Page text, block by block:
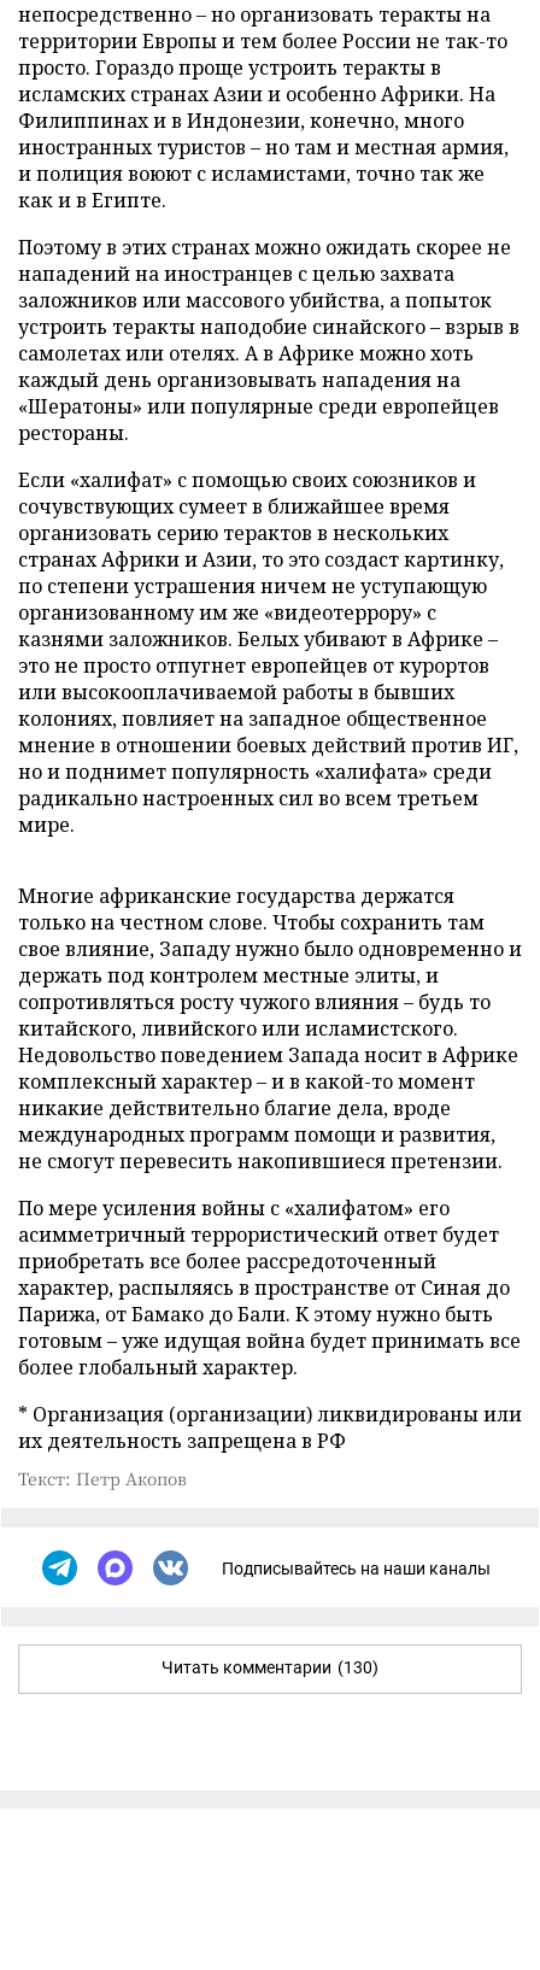
непосредственно – но организовать теракты на
территории Европы и тем более России не так-то
просто. Гораздо проще устроить теракты в
исламских странах Азии и особенно Африки. На
Филиппинах и в Индонезии, конечно, много
иностранных туристов – но там и местная армия,
и полиция воюют с исламистами, точно так же
как и в Египте.
Поэтому в этих странах можно ожидать скорее не
нападений на иностранцев с целью захвата
заложников или массового убийства, а попыток
устроить теракты наподобие синайского – взрыв в
самолетах или отелях. А в Африке можно хоть
каждый день организовывать нападения на
«Шератоны» или популярные среди европейцев
рестораны.
Если «халифат» с помощью своих союзников и
сочувствующих сумеет в ближайшее время
организовать серию терактов в нескольких
странах Африки и Азии, то это создаст картинку,
по степени устрашения ничем не уступающую
организованному им же «видеотеррору» с
казнями заложников. Белых убивают в Африке –
это не просто отпугнет европейцев от курортов
или высокооплачиваемой работы в бывших
колониях, повлияет на западное общественное
мнение в отношении боевых действий против ИГ,
но и поднимет популярность «халифата» среди
радикально настроенных сил во всем третьем
мире.
Многие африканские государства держатся
только на честном слове. Чтобы сохранить там
свое влияние, Западу нужно было одновременно и
держать под контролем местные элиты, и
сопротивляться росту чужого влияния – будь то
китайского, ливийского или исламистского.
Недовольство поведением Запада носит в Африке
комплексный характер – и в какой-то момент
никакие действительно благие дела, вроде
международных программ помощи и развития,
не смогут перевесить накопившиеся претензии.
По мере усиления войны с «халифатом» его
асимметричный террористический ответ будет
приобретать все более рассредоточенный
характер, распыляясь в пространстве от Синая до
Парижа, от Бамако до Бали. К этому нужно быть
готовым – уже идущая война будет принимать все
более глобальный характер.
* Организация (организации) ликвидированы или
их деятельность запрещена в РФ
Текст: Петр Акопов
Подписывайтесь на наши каналы
Читать комментарии (130)